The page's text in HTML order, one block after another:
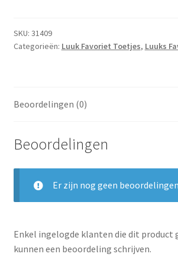
SKU: 31409
Categorieën: Luuk Favoriet Toetjes, Luuks
Beoordelingen (0)
Beoordelingen
Er zijn nog geen
Enkel ingelogde klanten die dit product
kunnen een beoordeling schrijven.